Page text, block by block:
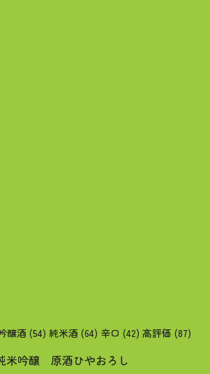
醸酒 (54) 純米酒 (64) 辛口 (42) 高評価 (87)
米吟醸 原酒ひやおろし